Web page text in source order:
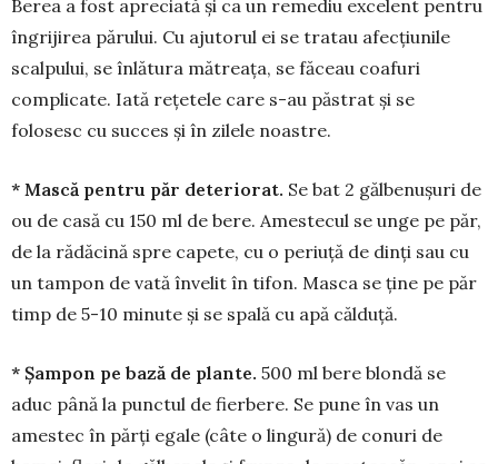
Berea a fost apreciată şi ca un re­me­diu excelent pentru
îngrijirea pă­ru­lui. Cu ajutorul ei se tratau afecţiu­nile
scal­pului, se înlătura mătreaţa, se făceau coa­furi
complicate. Iată reţe­tele care s-au păstrat şi se
folosesc cu succes şi în zilele noastre.
* Mască pentru păr deteriorat. Se bat 2 gălbenuşuri de
ou de casă cu 150 ml de bere. Amestecul se unge pe păr,
de la rădăcină spre capete, cu o periuţă de dinţi sau cu
un tampon de vată înve­lit în tifon. Masca se ţine pe păr
timp de 5-10 minute şi se spală cu apă călduţă.
* Şampon pe bază de plante. 500 ml bere blondă se
aduc până la punctul de fierbere. Se pune în vas un
amestec în părţi egale (câte o lingură) de conuri de